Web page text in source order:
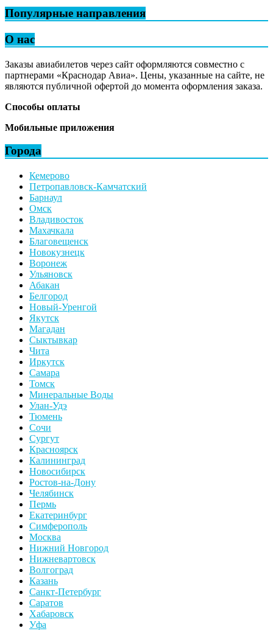
Популярные направления
О нас
Заказы авиабилетов через сайт оформляются совместно с
партнерами «Краснодар Авиа». Цены, указанные на сайте, не
являются публичной офертой до момента оформления заказа.
Способы оплаты
Мобильные приложения
Города
Кемерово
Петропавловск-Камчатский
Барнаул
Омск
Владивосток
Махачкала
Благовещенск
Новокузнецк
Воронеж
Ульяновск
Абакан
Белгород
Новый-Уренгой
Якутск
Магадан
Сыктывкар
Чита
Иркутск
Самара
Томск
Минеральные Воды
Улан-Удэ
Тюмень
Сочи
Сургут
Красноярск
Калининград
Новосибирск
Ростов-на-Дону
Челябинск
Пермь
Екатеринбург
Симферополь
Москва
Нижний Новгород
Нижневартовск
Волгоград
Казань
Санкт-Петербург
Саратов
Хабаровск
Уфа